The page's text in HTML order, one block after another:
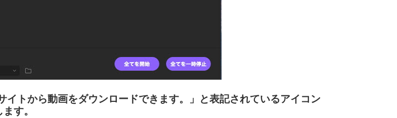
トから動画をダウンロードできます。」と表記されているアイコン
す。